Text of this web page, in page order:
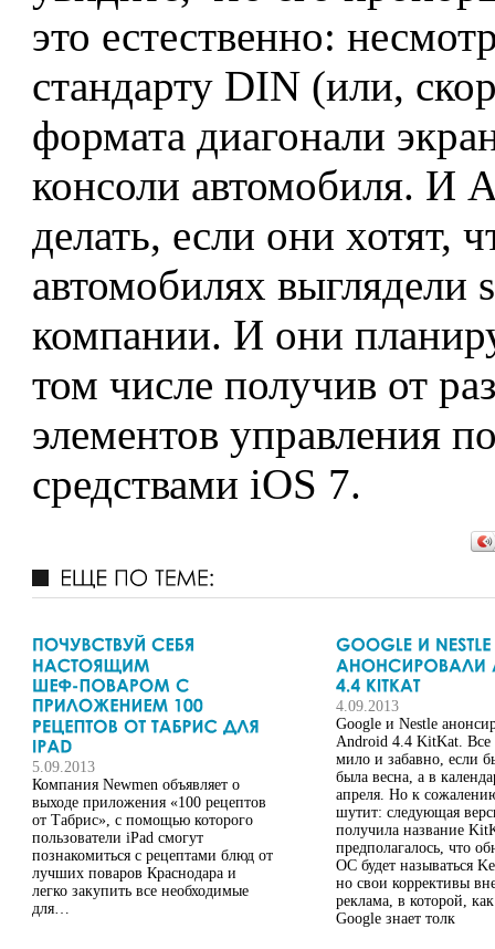
это естественно:
стандарту DIN (или,
формата диагонали
консоли автомобиля. И
делать, если они хотят,
автомобилях выглядели
компании. И они
том числе получив от
элементов управления
средствами iOS 7.
5.09.2013
Компания Newmen объявляет о
выходе приложения «100 рецептов
от Табрис», с помощью которого
пользователи iPad смогут
познакомиться с рецептами блюд от
лучших поваров Краснодара и
легко закупить все необходимые
для…
4.09.2013
Google и Nestle
Android 4.4 KitKat. Все
мило и забавно, если
была весна, а в
апреля. Но к
шутит: следующая
получила название
предполагалось, что
ОС будет называться
но свои коррективы
реклама, в которой, как
Google знает толк